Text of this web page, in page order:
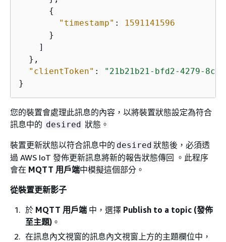
{
"timestamp" :
1591141596
      }
    ]
  },
"clientToken" :
"21b21b21-bfd2-4279-
}
您的裝置會處理此訊息的內容，以將裝置狀態設定為符合
訊息中的 desired 狀態。
裝置更新狀態以符合訊息中的 desired 狀態後，必須透
過 AWS IoT 發佈更新訊息將新的報告狀態傳回 。此程序
會在 MQTT 用戶端中模擬這個部分。
從裝置更新影子
於 MQTT 用戶端 中，選擇 Publish to a topic (發佈
至主題) 。
在訊息內文視窗的訊息內文視窗上方的主題欄位中，